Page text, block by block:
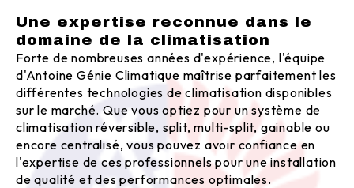
Une expertise reconnue dans le
domaine de la climatisation
Forte de nombreuses années d'expérience, l'équipe
d'Antoine Génie Climatique maîtrise parfaitement les
différentes technologies de climatisation disponibles
sur le marché. Que vous optiez pour un système de
climatisation réversible, split, multi-split, gainable ou
encore centralisé, vous pouvez avoir confiance en
l'expertise de ces professionnels pour une installation
de qualité et des performances optimales.